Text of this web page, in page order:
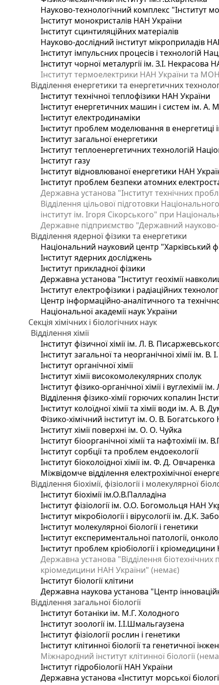
Науково-технологічний комплекс "Інститут
Інститут монокристалів НАН України
Інститут сцинтиляційних матеріалів
Науково-дослідний інститут мікроприладів
Інститут імпульсних процесів і технологій
Інститут чорної металургії ім. З.І. Некрасова
Інститут термоелектрики НАН України та
Відділення енергетики та енергетичних
Інститут технічної теплофізики НАН України
Інститут енергетичних машин і систем ім. А.
Інститут електродинаміки
Інститут проблем моделювання в енергетиці
Інститут загальної енергетики
Інститут теплоенергетичних технологій
Інститут газу
Інститут відновлюваної енергетики НАН
Інститут проблем безпеки атомних
Державна установа "Інститут технічних
Відділення цільової підготовки
інститут ім. Ігоря Сікорського" при
Державне підприємство "Державний науково-
Відділення ядерної фізики та енергетики
Національний науковий центр "Харківський
Інститут ядерних досліджень
Інститут прикладної фізики
Державна установа "Інститут геохімії
Інститут електрофізики і радіаційних
Центр інформаційно-аналітичного та
Національної академії наук України
Секція хімічних і біологічних наук
Відділення хімії
Інститут фізичної хімії ім. Л. В.
Інститут загальної та неорганічної хімії ім. В.
Інститут органічної хімії
Інститут хімії високомолекулярних сполук
Інститут фізико-органічної хімії і вуглехімії
Відділення фізико-хімії горючих копалин
Інститут колоїдної хімії та хімії води ім. А. В.
Фізико-хімічний інститут ім. О. В.
Інститут хімії поверхні ім. О. О. Чуйка
Інститут біоорганічної хімії та нафтохімії ім.
Інститут сорбції та проблем ендоекології
Інститут біоколоїдної хімії ім. Ф. Д. Овчаренка
Міжвідомче відділення електрохімічної
Відділення біохімії, фізіології і молекулярної
Інститут біохімії ім.О.В.Палладіна
Інститут фізіології ім. О.О. Богомольця НАН
Інститут мікробіології і вірусології ім. Д.К.
Інститут молекулярної біології і генетики
Інститут експериментальної патології,
Інститут проблем кріобіології і
Державна установа "Відділення біотехнічних
кріомедицини НАН України" (немає)
Інститут біології клітини
Державна наукова установа "Центр
Відділення загальної біології
Інститут ботаніки ім. М.Г. Холодного
Інститут зоології ім. І.І.Шмальгаузена
Інститут фізіології рослин і генетики
Інститут клітинної біології та генетичної
Міжнародний інститут клітинної біології
Інститут гідробіології НАН України
Державна установа «Інститут морської